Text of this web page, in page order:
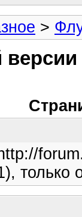
>
только